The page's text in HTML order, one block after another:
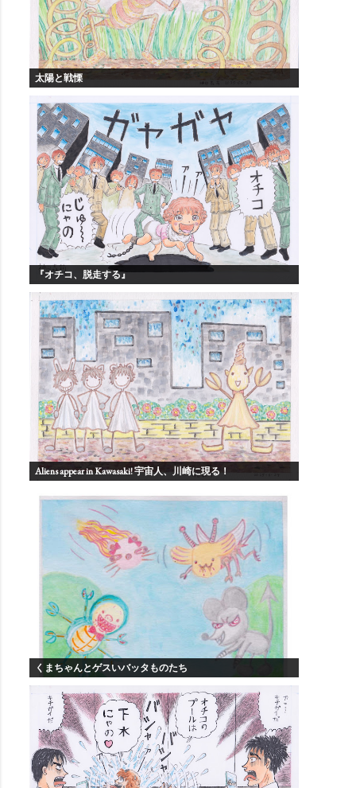
太陽と戦慄
『オチコ、脱走する』
Aliens appear in Kawasaki! 宇宙人、川崎に現る！
くまちゃんとゲスいバッタものたち